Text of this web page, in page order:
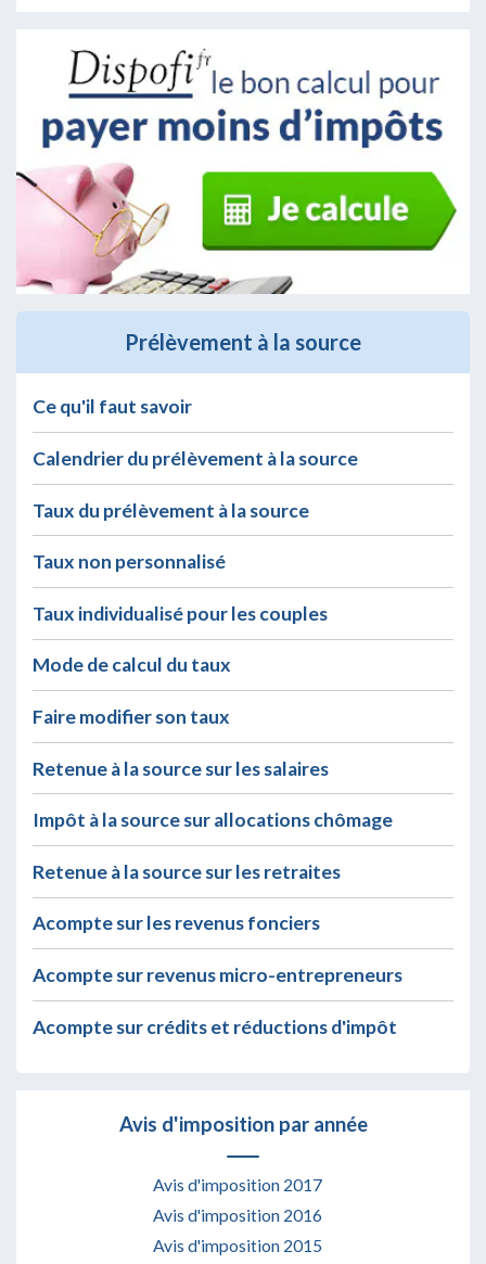
Prélèvement à la source
Ce qu'il faut savoir
Calendrier du prélèvement à la source
Taux du prélèvement à la source
Taux non personnalisé
Taux individualisé pour les couples
Mode de calcul du taux
Faire modifier son taux
Retenue à la source sur les salaires
Impôt à la source sur allocations chômage
Retenue à la source sur les retraites
Acompte sur les revenus fonciers
Acompte sur revenus micro-entrepreneurs
Acompte sur crédits et réductions d'impôt
Avis d'imposition par année
Avis d'imposition 2017
Avis d'imposition 2016
Avis d'imposition 2015